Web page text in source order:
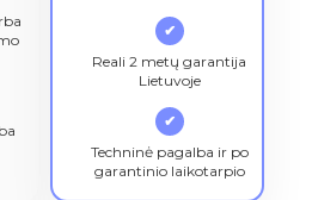
✔
Reali 2 metų garantija
Lietuvoje
✔
Techninė pagalba ir po
garantinio laikotarpio